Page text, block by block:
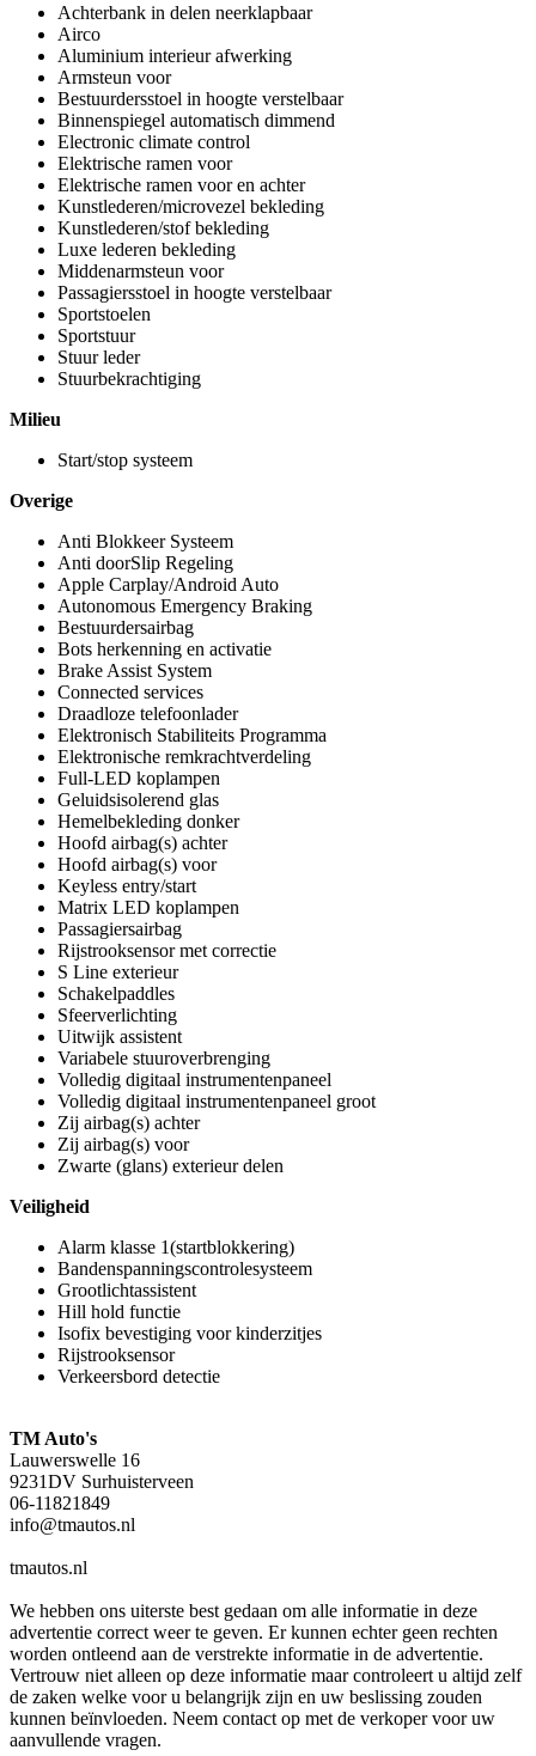
Achterbank in delen neerklapbaar
Airco
Aluminium interieur afwerking
Armsteun voor
Bestuurdersstoel in hoogte verstelbaar
Binnenspiegel automatisch dimmend
Electronic climate control
Elektrische ramen voor
Elektrische ramen voor en achter
Kunstlederen/microvezel bekleding
Kunstlederen/stof bekleding
Luxe lederen bekleding
Middenarmsteun voor
Passagiersstoel in hoogte verstelbaar
Sportstoelen
Sportstuur
Stuur leder
Stuurbekrachtiging
Milieu
Start/stop systeem
Overige
Anti Blokkeer Systeem
Anti doorSlip Regeling
Apple Carplay/Android Auto
Autonomous Emergency Braking
Bestuurdersairbag
Bots herkenning en activatie
Brake Assist System
Connected services
Draadloze telefoonlader
Elektronisch Stabiliteits Programma
Elektronische remkrachtverdeling
Full-LED koplampen
Geluidsisolerend glas
Hemelbekleding donker
Hoofd airbag(s) achter
Hoofd airbag(s) voor
Keyless entry/start
Matrix LED koplampen
Passagiersairbag
Rijstrooksensor met correctie
S Line exterieur
Schakelpaddles
Sfeerverlichting
Uitwijk assistent
Variabele stuuroverbrenging
Volledig digitaal instrumentenpaneel
Volledig digitaal instrumentenpaneel groot
Zij airbag(s) achter
Zij airbag(s) voor
Zwarte (glans) exterieur delen
Veiligheid
Alarm klasse 1(startblokkering)
Bandenspanningscontrolesysteem
Grootlichtassistent
Hill hold functie
Isofix bevestiging voor kinderzitjes
Rijstrooksensor
Verkeersbord detectie
TM Auto's
Lauwerswelle 16
9231DV Surhuisterveen
06-11821849
info@tmautos.nl
tmautos.nl
We hebben ons uiterste best gedaan om alle informatie in deze
advertentie correct weer te geven. Er kunnen echter geen rechten
worden ontleend aan de verstrekte informatie in de advertentie.
Vertrouw niet alleen op deze informatie maar controleert u altijd zelf
de zaken welke voor u belangrijk zijn en uw beslissing zouden
kunnen beïnvloeden. Neem contact op met de verkoper voor uw
aanvullende vragen.